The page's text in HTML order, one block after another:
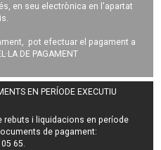
en seu electrònica en l'apartat
pot efectuar el pagament a
DE PAGAMENT
EN PERÍODE EXECUTIU
rebuts i liquidacions en període
de pagament:
65.